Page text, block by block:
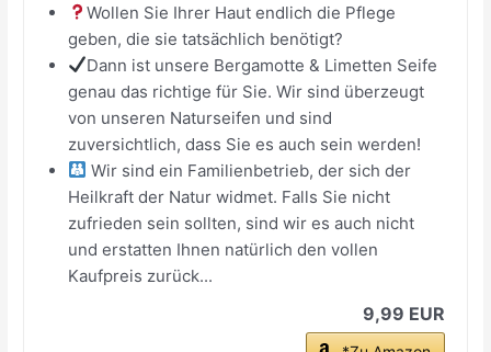
Wollen Sie Ihrer Haut endlich die Pflege
geben, die sie tatsächlich benötigt?
Dann ist unsere Bergamotte & Limetten Seife
genau das richtige für Sie. Wir sind überzeugt
von unseren Naturseifen und sind
zuversichtlich, dass Sie es auch sein werden!
Wir sind ein Familienbetrieb, der sich der
Heilkraft der Natur widmet. Falls Sie nicht
zufrieden sein sollten, sind wir es auch nicht
und erstatten Ihnen natürlich den vollen
Kaufpreis zurück...
9,99 EUR